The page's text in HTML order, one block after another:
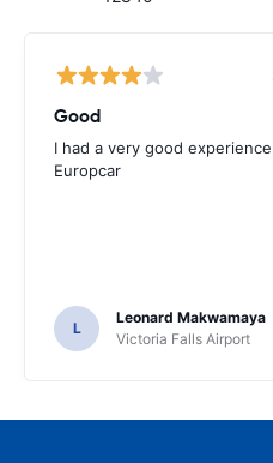
Good
I had a very good
Europcar
L
Leonard Makwamaya
Victoria Falls Airport